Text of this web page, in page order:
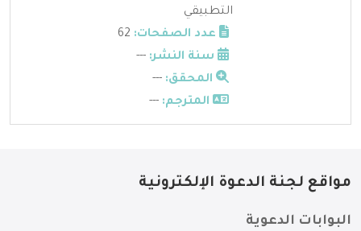
التطبيقي
عدد الصفحات:
سنة النشر: ---
المحقق: ---
المترجم: ---
مواقع لجنة الدعوة الإلكترونية
البوابات الدعوية